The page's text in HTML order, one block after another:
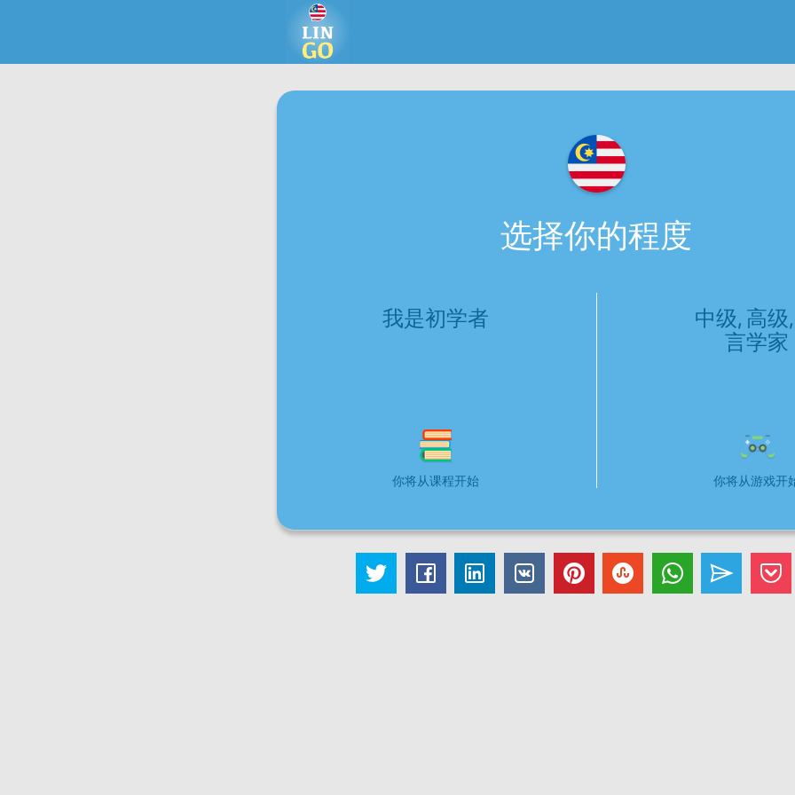
选择你的程度
我是初学者
你将从课程开始
中级, 高级
言学家
你将从游戏开